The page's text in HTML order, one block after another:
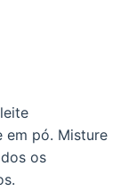
em pó. Misture
os